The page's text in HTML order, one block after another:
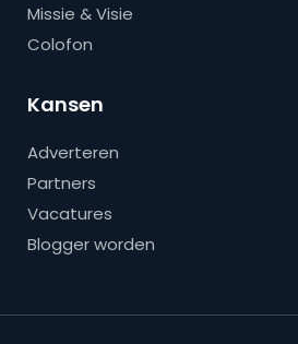
Missie & Visie
Colofon
Kansen
Adverteren
Partners
Vacatures
Blogger worden